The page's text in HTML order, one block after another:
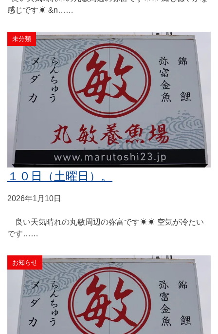
感じです☀ &n……
未分類
１０日（土曜日）。
2026年1月10日
良い天気晴れの丸敏周辺の弥富です☀☀ 空気が冷たい
です……
お知らせ